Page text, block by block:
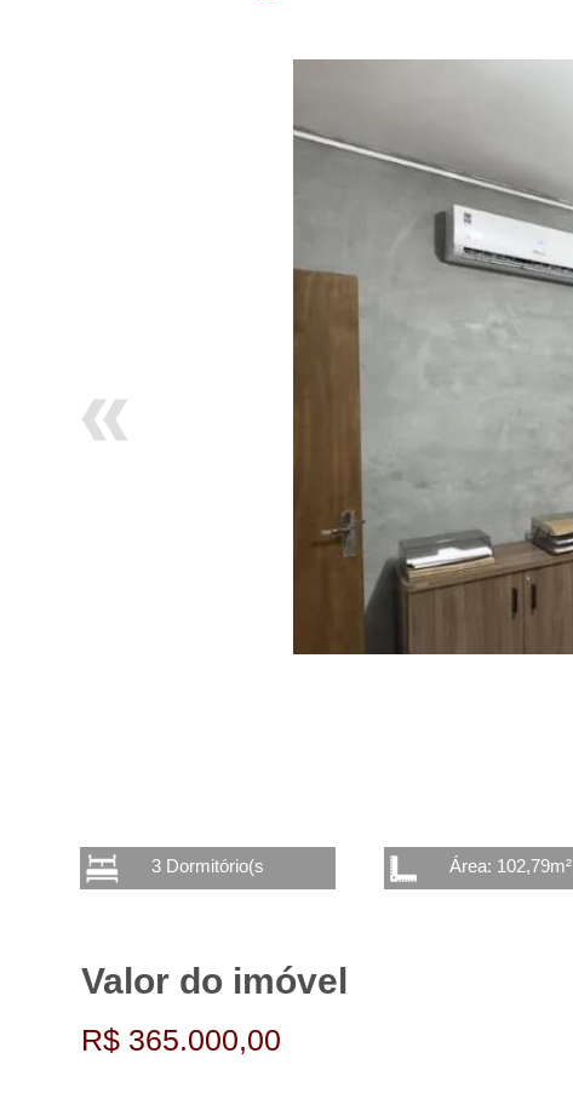
3 Dormitório(s Área: 102,79m²
Valor do imóvel
R$ 365.000,00